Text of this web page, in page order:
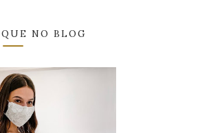
NO BLOG